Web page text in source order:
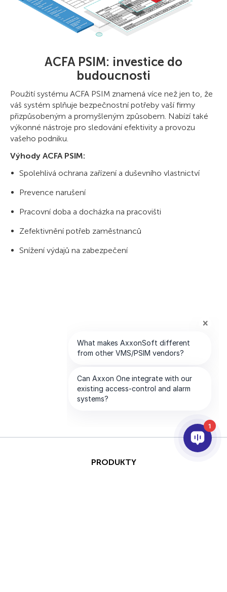
ACFA PSIM: investice do
budoucnosti
Použití systému ACFA PSIM znamená více než jen to, že
váš systém splňuje bezpečnostní potřeby vaší firmy
přizpůsobeným a promyšleným způsobem. Nabízí také
výkonné nástroje pro sledování efektivity a provozu
vašeho podniku.
Výhody ACFA PSIM:
Spolehlivá ochrana zařízení a duševního vlastnictví
Prevence narušení
Pracovní doba a docházka na pracovišti
Zefektivnění potřeb zaměstnanců
Snížení výdajů na zabezpečení
PRODUKTY
1